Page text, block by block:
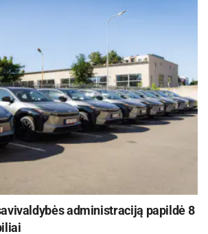
eismo dalyvių, estakadą
ir laikančiųjų konstrukcijų
remonto darbų kokybę,
iki kitos savaitės
estakada bus laikinai
per Sargėnų sankryžą.,
administraciją papildė 8